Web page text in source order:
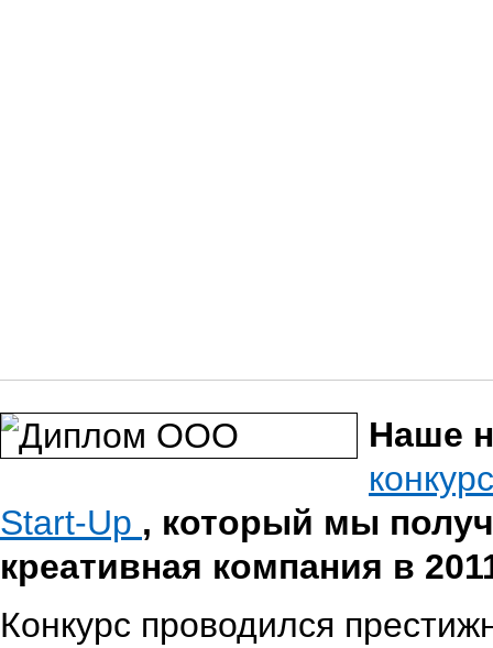
Наше
Start-Up , который мы
креативная компания в
Конкурс проводился